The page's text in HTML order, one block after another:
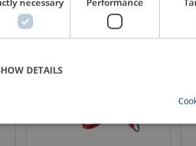
DETAILS